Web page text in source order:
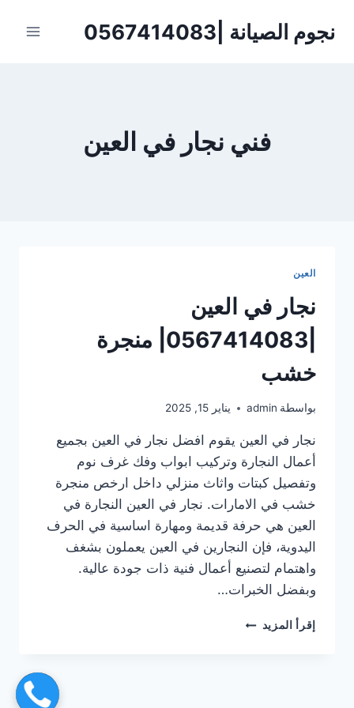
نجوم الصيانة |0567414083
فني نجار في العين
العين
نجار في العين
|0567414083| منجرة
خشب
بواسطة admin يناير 15, 2025
نجار في العين يقوم افضل نجار في العين بجميع
أعمال النجارة وتركيب ابواب وفك غرف نوم
وتفصيل كبتات واثاث منزلي داخل ارخص منجرة
خشب في الامارات. نجار في العين النجارة في
العين هي حرفة قديمة ومهارة اساسية في الحرف
اليدوية، فإن النجارين في العين يعملون بشغف
واهتمام لتصنيع أعمال فنية ذات جودة عالية.
وبفضل الخبرات…
إقرأ المزيد نجار